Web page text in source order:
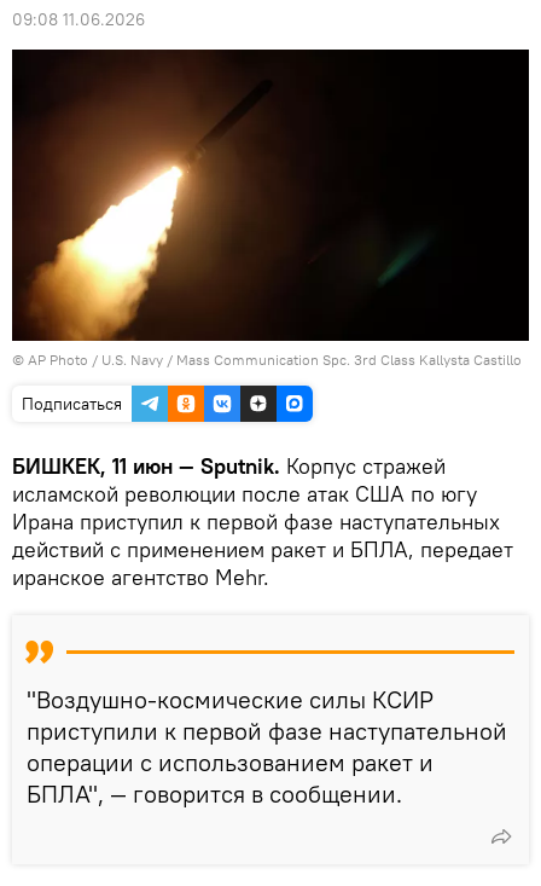
09:08 11.06.2026
© AP Photo / U.S. Navy / Mass Communication Spc. 3rd Class Kallysta Castillo
Подписаться
БИШКЕК, 11 июн — Sputnik. Корпус стражей
исламской революции после атак США по югу
Ирана приступил к первой фазе наступательных
действий с применением ракет и БПЛА, передает
иранское агентство Mehr.
"Воздушно-космические силы КСИР
приступили к первой фазе наступательной
операции с использованием ракет и
БПЛА", — говорится в сообщении.